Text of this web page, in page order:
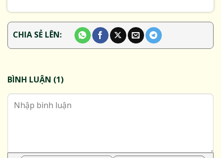
CHIA SẺ LÊN:
BÌNH LUẬN (1)